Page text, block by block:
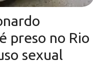
preso no Rio
sexual